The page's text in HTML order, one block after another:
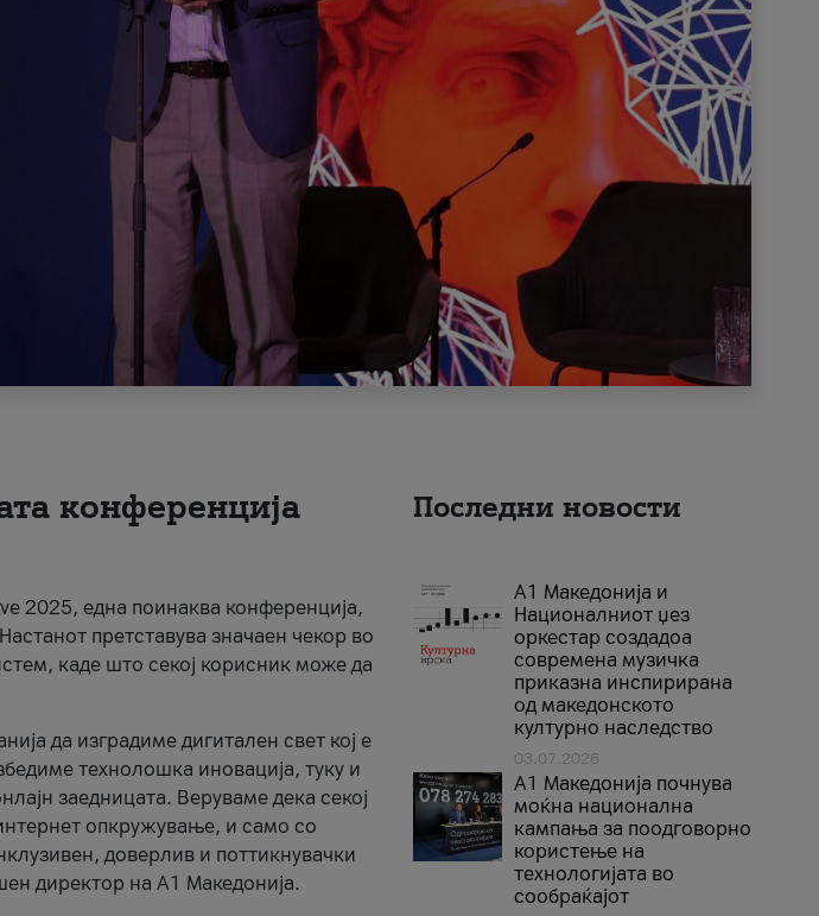
конференција
2025, една поинаква конференција,
претставува значаен чекор во
каде што секој корисник може да
да изградиме дигитален свет кој е
технолошка иновација, туку и
заедницата. Веруваме дека секој
опкружување, и само со
доверлив и поттикнувачки
директор на А1 Македонија.
Последни новости
А1 Македонија и
Националниот џез
оркестар создадоа
современа музичка
приказна инспирирана
од македонското
културно наследство
03.07.2026
A1 Македонија почнува
моќна национална
кампања за поодговорно
користење на
технологијата во
сообраќајот